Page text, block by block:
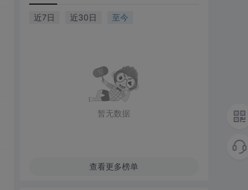
近7日 近30日 至今
暂无数据
查看更多榜单